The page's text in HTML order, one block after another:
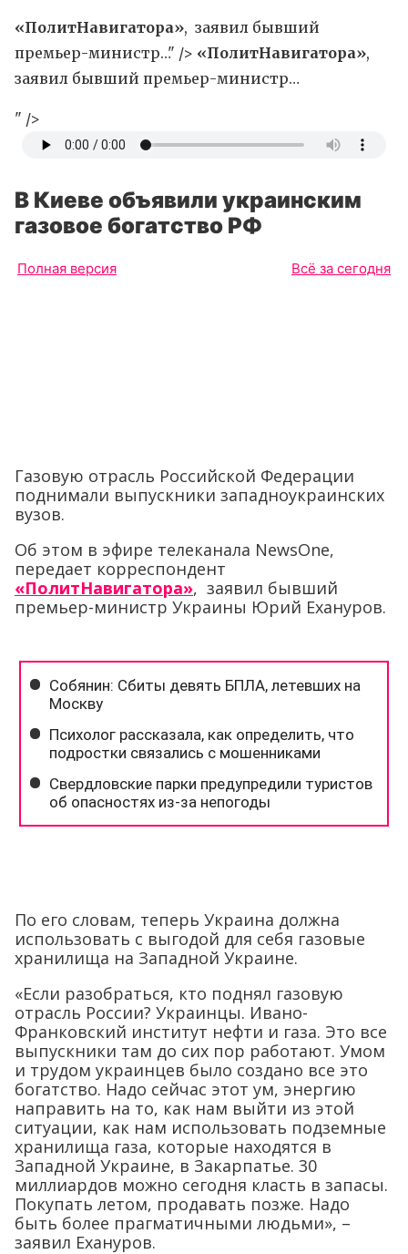
«ПолитНавигатора», заявил бывший
премьер-министр…" /> «ПолитНавигатора»,
заявил бывший премьер-министр…
" />
В Киеве объявили украинским
газовое богатство РФ
Полная версия Всё за сегодня
Газовую отрасль Российской Федерации
поднимали выпускники западноукраинских
вузов.
Об этом в эфире телеканала NewsOnе,
передает корреспондент
«ПолитНавигатора», заявил бывший
премьер-министр Украины Юрий Ехануров.
По его словам, теперь Украина должна
использовать с выгодой для себя газовые
хранилища на Западной Украине.
«Если разобраться, кто поднял газовую
отрасль России? Украинцы. Ивано-
Франковский институт нефти и газа. Это все
выпускники там до сих пор работают. Умом
и трудом украинцев было создано все это
богатство. Надо сейчас этот ум, энергию
направить на то, как нам выйти из этой
ситуации, как нам использовать подземные
хранилища газа, которые находятся в
Западной Украине, в Закарпатье. 30
миллиардов можно сегодня класть в запасы.
Покупать летом, продавать позже. Надо
быть более прагматичными людьми», –
заявил Ехануров.